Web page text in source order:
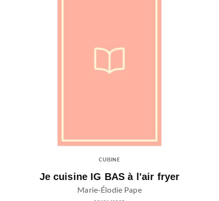
CUISINE
Je cuisine IG BAS à l'air fryer
Marie-Élodie Pape